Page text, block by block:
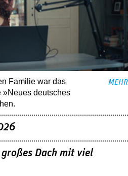
Familie war das
»Neues deutsches
MEHR
Dach mit viel